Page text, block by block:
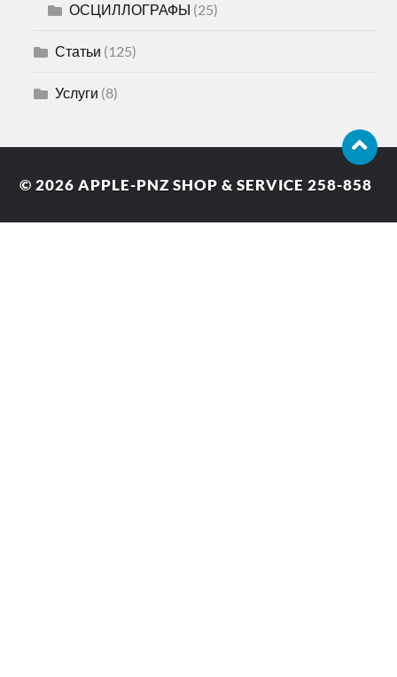
ОСЦИЛЛОГРАФЫ (25)
Статьи (125)
Услуги (8)
© 2026APPLE-PNZ SHOP & SERVICE 258-858